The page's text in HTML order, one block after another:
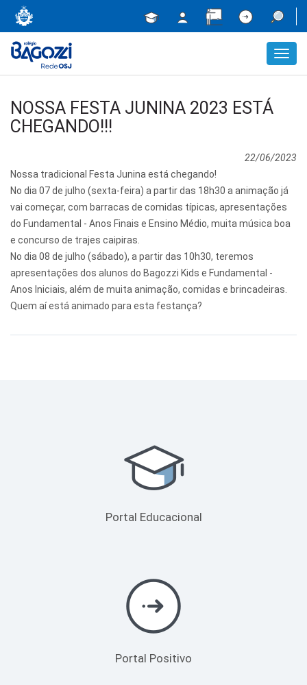
NOSSA FESTA JUNINA 2023 ESTÁ
CHEGANDO!!!
22/06/2023
Nossa tradicional Festa Junina está chegando!
No dia 07 de julho (sexta-feira) a partir das 18h30 a animação já
vai começar, com barracas de comidas típicas, apresentações
do Fundamental - Anos Finais e Ensino Médio, muita música boa
e concurso de trajes caipiras.
No dia 08 de julho (sábado), a partir das 10h30, teremos
apresentações dos alunos do Bagozzi Kids e Fundamental -
Anos Iniciais, além de muita animação, comidas e brincadeiras.
Quem aí está animado para esta festança?
Portal Educacional
Portal Positivo